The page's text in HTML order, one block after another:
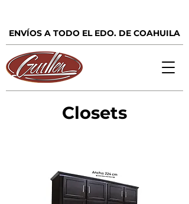
ENVÍOS A TODO EL EDO. DE COAHUILA
Closets